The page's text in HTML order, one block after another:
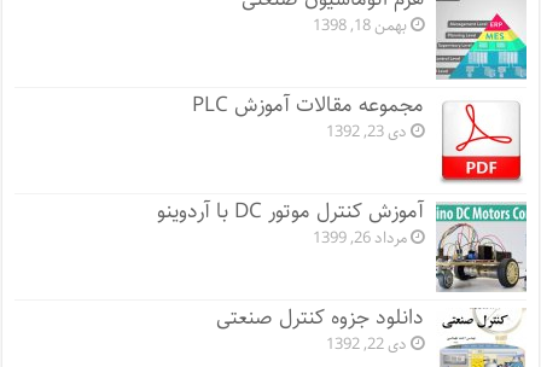
بهمن 18, 1398
مجموعه مقالات آموزش PLC
دی 23, 1392
آموزش کنترل موتور DC با آردوینو
مرداد 26, 1399
دانلود جزوه کنترل صنعتی
دی 22, 1392